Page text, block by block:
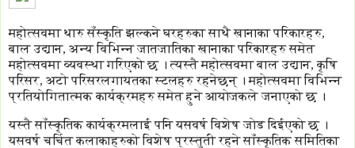
महोत्सवमा थारु सँस्कृति झल्कने घरहरुका साथै खानाका परिकारहरु,
बाल उद्यान, अन्य विभिन्न जातजातिका खानाका परिकारहरु समेत
महोत्सवमा व्यवस्था गरिएको छ । त्यस्तै महोत्सवमा बाल उद्यान, कृषि
परिसर, अटो परिसरलगायतका स्टलहरु रहनेछन् । महोत्सवमा विभिन्न
प्रतियोगितात्मक कार्यक्रमहरु समेत हुने आयोजकले जनाएको छ ।
यस्तै साँस्कृतिक कार्यक्रमलाई पनि यसवर्ष विशेष जोड दिईएको छ ।
यसवर्ष चर्चित कलाकाहरुको विशेष प्रस्तुती रहने साँस्कृतिक समितिका